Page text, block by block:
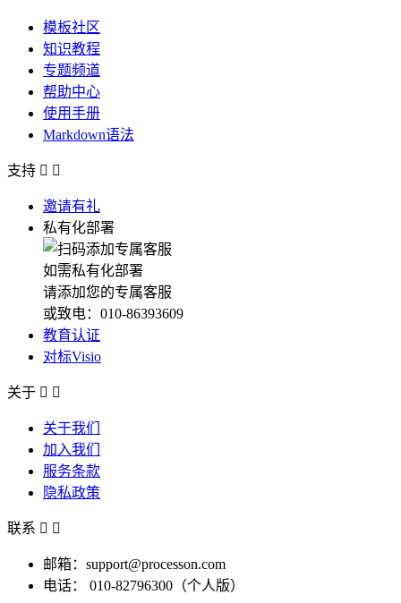
模板社区
知识教程
专题频道
帮助中心
使用手册
Markdown语法
支持  
邀请有礼
私有化部署
如需私有化部署
请添加您的专属客服
或致电：010-86393609
教育认证
对标Visio
关于  
关于我们
加入我们
服务条款
隐私政策
联系  
邮箱：support@processon.com
电话：
010-82796300（个人版）